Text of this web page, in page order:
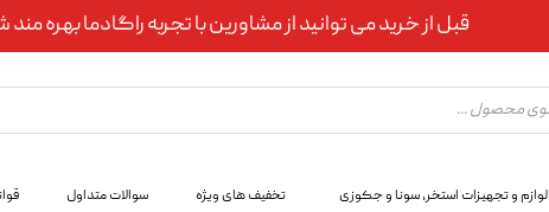
قبل از خرید می توانید از مشاورین با تجربه راگادما بهره مند
لوازم و تجهیزات استخر، سونا و جکوزی تخفیف های ویژه سوالات متداول